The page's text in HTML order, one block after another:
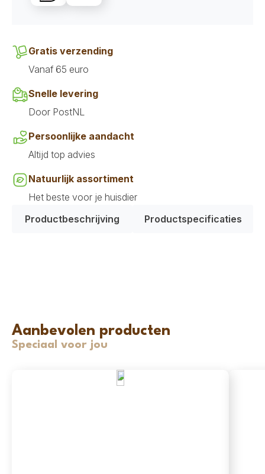
Gratis verzending
Vanaf 65 euro
Snelle levering
Door PostNL
Persoonlijke aandacht
Altijd top advies
Natuurlijk assortiment
Het beste voor je huisdier
Productbeschrijving
Productspecificaties
Aanbevolen producten
Speciaal voor jou